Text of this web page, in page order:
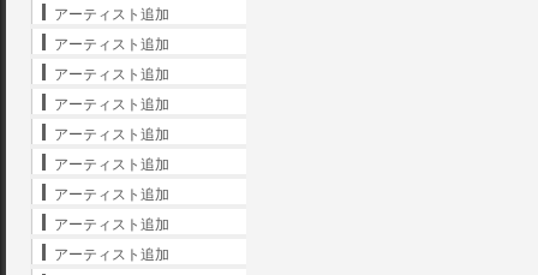
アーティスト追加
アーティスト追加
アーティスト追加
アーティスト追加
アーティスト追加
アーティスト追加
アーティスト追加
アーティスト追加
アーティスト追加